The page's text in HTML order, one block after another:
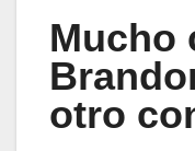
Mucho
otro